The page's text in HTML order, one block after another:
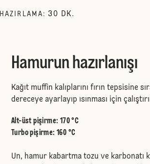
HAZIRLAMA : 30 DK.
Hamurun hazırlanışı
Kağıt muffin kalıplarını fırın tepsisine
dereceye ayarlayıp ısınması için
Alt-üst pişirme: 170 °C
Turbo pişirme: 160 °C
Un, hamur kabartma tozu ve karbonatı